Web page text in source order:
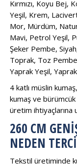
Kırmızı, Koyu Bej,
Yeşil, Krem,
Mor, Mürdüm,
Mavi, Petrol Yeşil,
Şeker Pembe,
Toprak, Toz
Yaprak Yeşil,
4 katlı müslin
kumaş ve
üretim ihtiyaçlarına
260 CM
NEDEN
Tekstil üretiminde